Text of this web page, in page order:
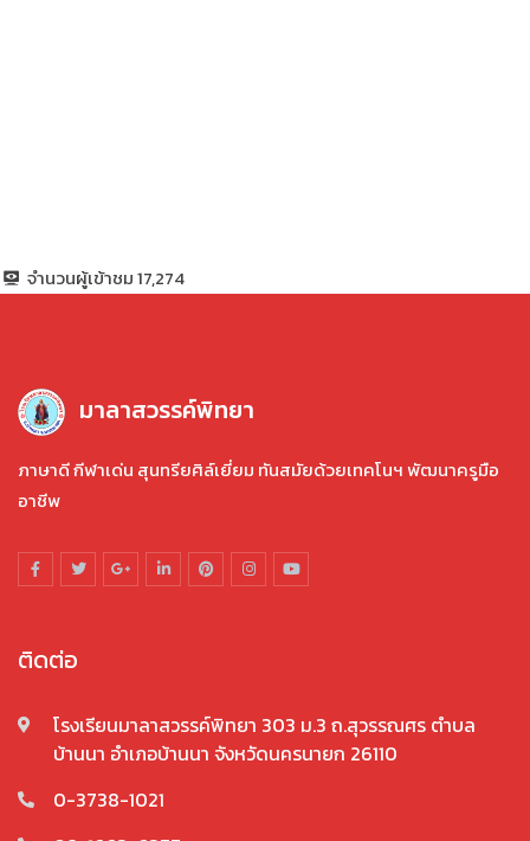
จำนวนผู้เข้าชม17,274
มาลาสวรรค์พิทยา
ภาษาดี กีฬาเด่น สุนทรียศิล์เยี่ยม ทันสมัยด้วยเทคโนฯ พัฒนาครูมือ
อาชีพ
ติดต่อ
โรงเรียนมาลาสวรรค์พิทยา 303 ม.3 ถ.สุวรรณศร ตำบล
บ้านนา อำเภอบ้านนา จังหวัดนครนายก 26110
0-3738-1021